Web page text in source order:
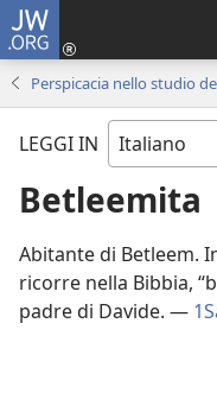
JW.ORG
Perspicacia nello studio
LEGGI IN
Betleemita
Abitante di Betleem.
ricorre nella Bibbia,
padre di Davide. —